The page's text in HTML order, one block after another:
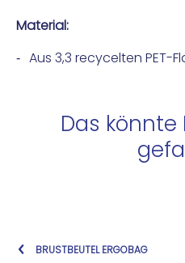
Material:
Aus 3,3 recycelten PET-
Das
BRUSTBEUTEL ERGOBAG